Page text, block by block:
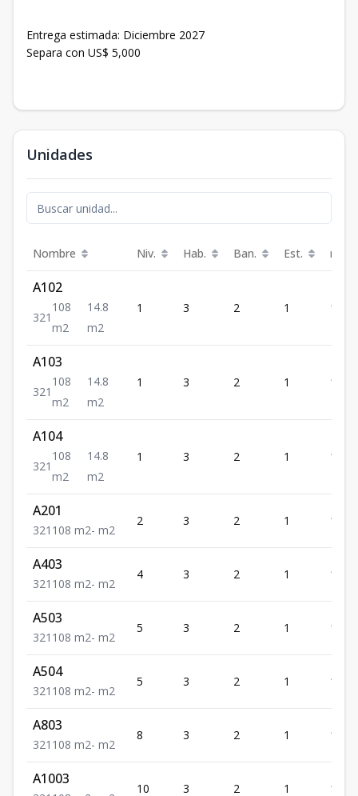
Entrega estimada: Diciembre 2027
Separa con US$ 5,000
Unidades
Nombre Niv. Hab. Ban. Est. m²
A102
321
108
m2
14.8
m2
1 3 2 1 108
A103
321
108
m2
14.8
m2
1 3 2 1 108
A104
321
108
m2
14.8
m2
1 3 2 1 108
A201
321 108 m2- m2
2 3 2 1 108
A403
321 108 m2- m2
4 3 2 1 108
A503
321 108 m2- m2
5 3 2 1 108
A504
321 108 m2- m2
5 3 2 1 108
A803
321 108 m2- m2
8 3 2 1 108
A1003
10 3 2 1 108